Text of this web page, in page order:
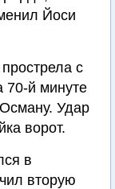
Йоси
с
70-й минуте
Удар
ворот.
в
вторую